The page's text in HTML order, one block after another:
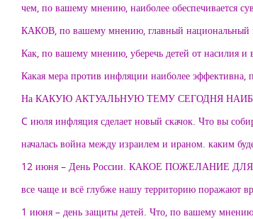
чем, по вашему мнению, наиболее обеспечивается
КАКОВ, по вашему мнению, главный
Как, по вашему мнению, уберечь детей от насилия и
Какая мера против инфляции наиболее
На КАКУЮ АКТУАЛЬНУЮ ТЕМУ СЕГОДНЯ
C июля инфляция сделает новый скачок. Что вы
началась война между израилем и ираном. каким
12 июня – День России. КАКОЕ
все чаще и всё глубже нашу территорию поражают
1 июня – день защиты детей. Что, по вашему